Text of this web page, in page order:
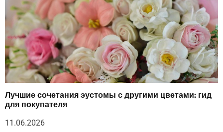
Лучшие сочетания эустомы с другими цветами: гид
для покупателя
11.06.2026